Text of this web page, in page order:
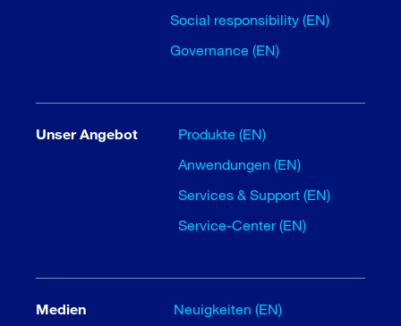
Social responsibility (EN)
Governance (EN)
Unser Angebot
Produkte (EN)
Anwendungen (EN)
Services & Support (EN)
Service-Center (EN)
Medien
Neuigkeiten (EN)